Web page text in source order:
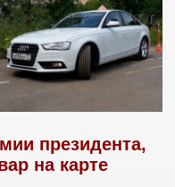
президента,
на карте